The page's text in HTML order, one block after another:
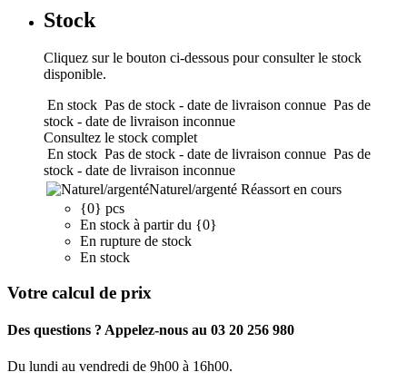
Stock
Cliquez sur le bouton ci-dessous pour consulter le stock
disponible.
En stock Pas de stock - date de livraison connue Pas de
stock - date de livraison inconnue
Consultez le stock complet
En stock Pas de stock - date de livraison connue Pas de
stock - date de livraison inconnue
Naturel/argenté Réassort en cours
{0} pcs
En stock à partir du {0}
En rupture de stock
En stock
Votre calcul de prix
Des questions ? Appelez-nous au 03 20 256 980
Du lundi au vendredi de 9h00 à 16h00.